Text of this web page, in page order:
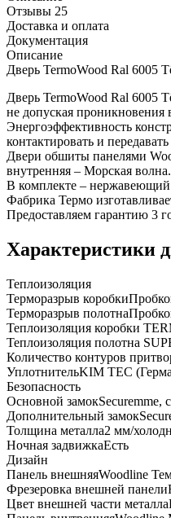
Отзывы 25
Доставка и оплата
Документация
Описание
Дверь TermoWood Ral 6005
Дверь TermoWood Ral 6005
не допуская проникновения
Энергоэффективность
контактировать и
Двери обшиты панелями
внутренняя – Морская
В комплекте – нержавеющий
Фабрика Термо
Предоставляем гарантию 3
Характеристики
Теплоизоляция
Терморазрыв коробки
Терморазрыв полотна
Теплоизоляция коробки
Теплоизоляция полотна
Количество контуров
УплотнительKIM ТЕС
Безопасность
Основной замокSecuremme,
Дополнительный замок
Толщина металла2 мм/
Ночная задвижкаЕсть
Дизайн
Панель внешняяWoodline
Фрезеровка внешней панели
Цвет внешней части металла